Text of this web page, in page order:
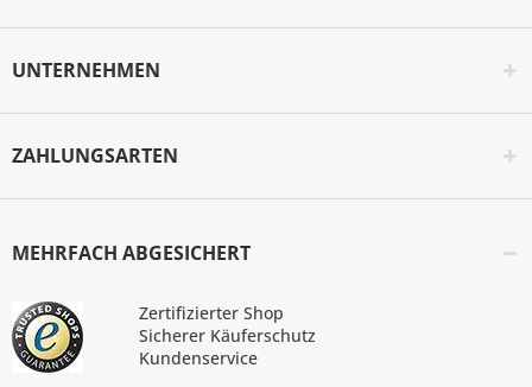
UNTERNEHMEN
ZAHLUNGSARTEN
MEHRFACH ABGESICHERT
Zertifizierter Shop
Sicherer Käuferschutz
Kundenservice